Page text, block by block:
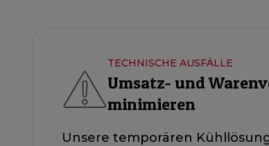
TECHNISCHE AUSFÄLLE
Umsatz- und
minimieren
Unsere temporären